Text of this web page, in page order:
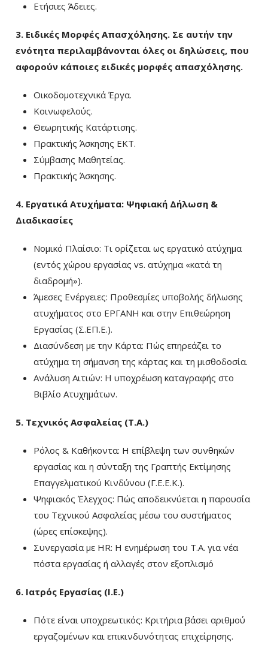
Ετήσιες Άδειες.
3. Ειδικές Μορφές Απασχόλησης. Σε αυτήν την
ενότητα περιλαμβάνονται όλες οι δηλώσεις, που
αφορούν κάποιες ειδικές μορφές απασχόλησης.
Οικοδομοτεχνικά Έργα.
Κοινωφελούς.
Θεωρητικής Κατάρτισης.
Πρακτικής Άσκησης ΕΚΤ.
Σύμβασης Μαθητείας.
Πρακτικής Άσκησης.
4. Εργατικά Ατυχήματα: Ψηφιακή Δήλωση &
Διαδικασίες
Νομικό Πλαίσιο: Τι ορίζεται ως εργατικό ατύχημα
(εντός χώρου εργασίας vs. ατύχημα «κατά τη
διαδρομή»).
Άμεσες Ενέργειες: Προθεσμίες υποβολής δήλωσης
ατυχήματος στο ΕΡΓΑΝΗ και στην Επιθεώρηση
Εργασίας (Σ.ΕΠ.Ε.).
Διασύνδεση με την Κάρτα: Πώς επηρεάζει το
ατύχημα τη σήμανση της κάρτας και τη μισθοδοσία.
Ανάλυση Αιτιών: Η υποχρέωση καταγραφής στο
Βιβλίο Ατυχημάτων.
5. Τεχνικός Ασφαλείας (Τ.Α.)
Ρόλος & Καθήκοντα: Η επίβλεψη των συνθηκών
εργασίας και η σύνταξη της Γραπτής Εκτίμησης
Επαγγελματικού Κινδύνου (Γ.Ε.Ε.Κ.).
Ψηφιακός Έλεγχος: Πώς αποδεικνύεται η παρουσία
του Τεχνικού Ασφαλείας μέσω του συστήματος
(ώρες επίσκεψης).
Συνεργασία με HR: Η ενημέρωση του Τ.Α. για νέα
πόστα εργασίας ή αλλαγές στον εξοπλισμό
6. Ιατρός Εργασίας (Ι.Ε.)
Πότε είναι υποχρεωτικός: Κριτήρια βάσει αριθμού
εργαζομένων και επικινδυνότητας επιχείρησης.